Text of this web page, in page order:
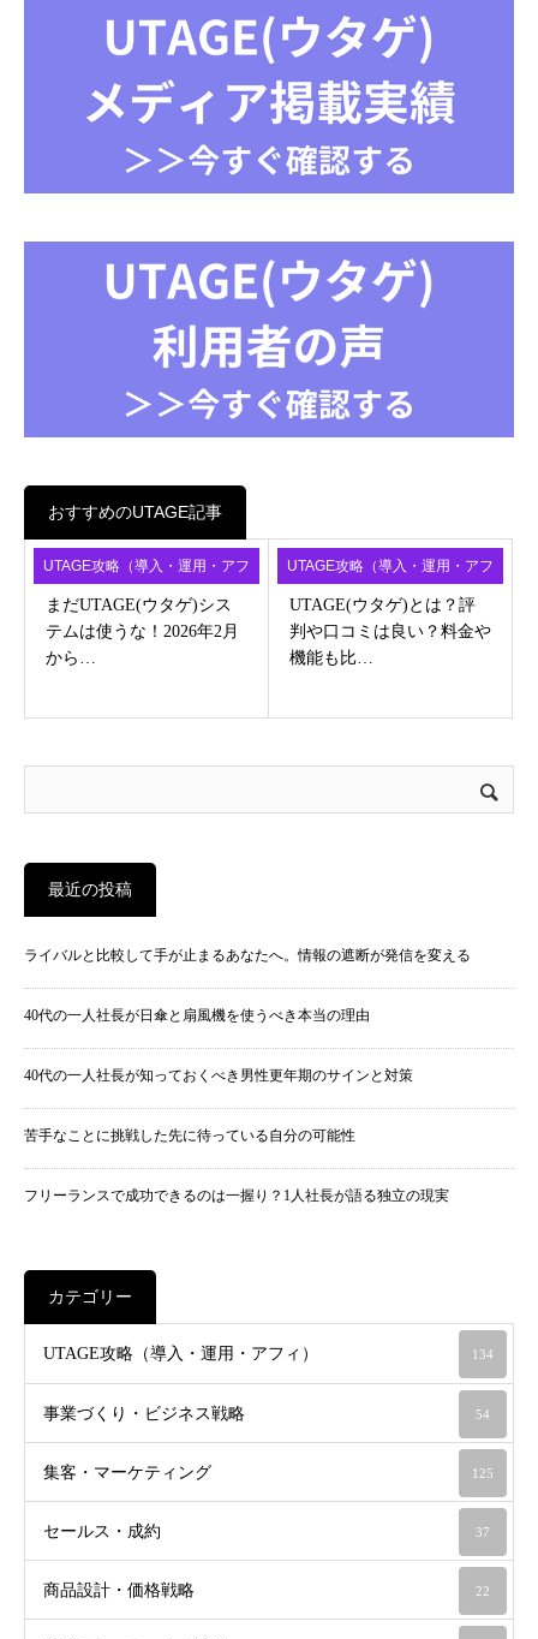
おすすめのUTAGE記事
UTAGE攻略（導入・運用・アフ
ィ）
まだUTAGE(ウタゲ)シス
テムは使うな！2026年2月
から…
UTAGE攻略（導入・運用・アフ
ィ）
UTAGE(ウタゲ)とは？評
判や口コミは良い？料金や
機能も比…
最近の投稿
ライバルと比較して手が止まるあなたへ。情報の遮断が発信を変える
40代の一人社長が日傘と扇風機を使うべき本当の理由
40代の一人社長が知っておくべき男性更年期のサインと対策
苦手なことに挑戦した先に待っている自分の可能性
フリーランスで成功できるのは一握り？1人社長が語る独立の現実
カテゴリー
UTAGE攻略（導入・運用・アフィ） 134
事業づくり・ビジネス戦略 54
集客・マーケティング 125
セールス・成約 37
商品設計・価格戦略 22